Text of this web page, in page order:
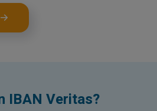
IBAN Veritas?